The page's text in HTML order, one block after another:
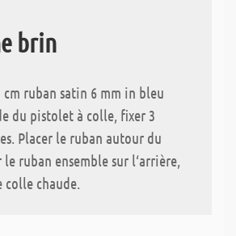
brin
cm ruban satin 6 mm in bleu
du pistolet à colle, fixer 3
Placer le ruban autour du
ruban ensemble sur l‘arrière,
colle chaude.